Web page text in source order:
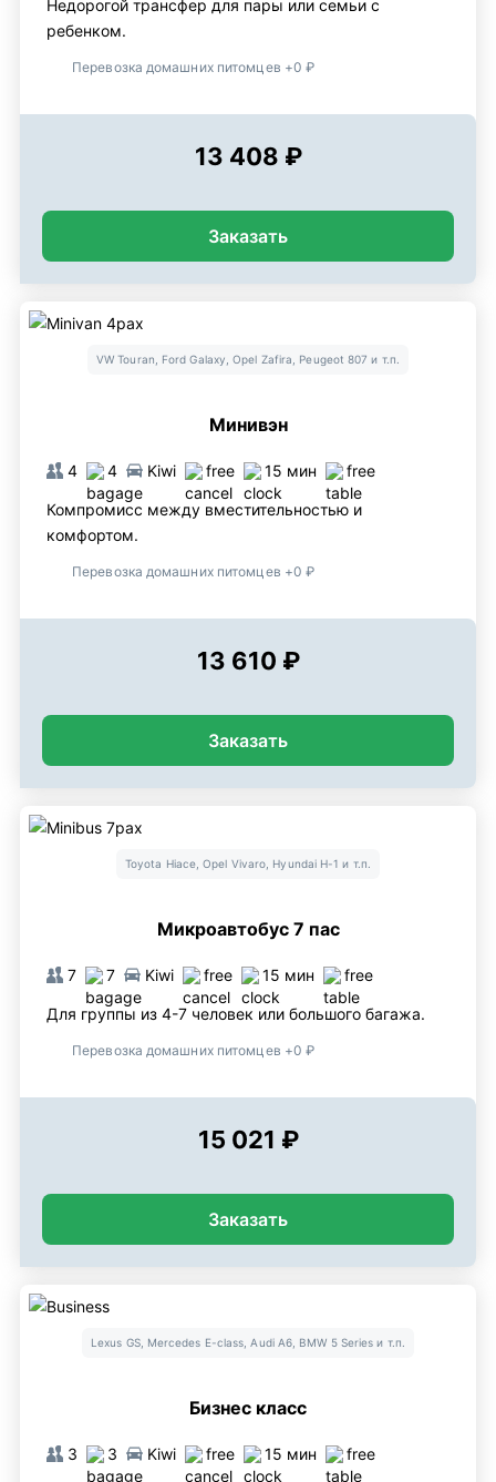
Недорогой трансфер для пары или семьи с
ребенком.
Перевозка домашних питомцев +0 ₽
13 408 ₽
Заказать
VW Touran, Ford Galaxy, Opel Zafira, Peugeot 807 и т.п.
Минивэн
4 4 Kiwi free 15 мин free
Компромисс между вместительностью и
комфортом.
Перевозка домашних питомцев +0 ₽
13 610 ₽
Заказать
Toyota Hiace, Opel Vivaro, Hyundai H-1 и т.п.
Микроавтобус 7 пас
7 7 Kiwi free 15 мин free
Для группы из 4-7 человек или большого багажа.
Перевозка домашних питомцев +0 ₽
15 021 ₽
Заказать
Lexus GS, Mercedes E-class, Audi A6, BMW 5 Series и т.п.
Бизнес класс
3 3 Kiwi free 15 мин free